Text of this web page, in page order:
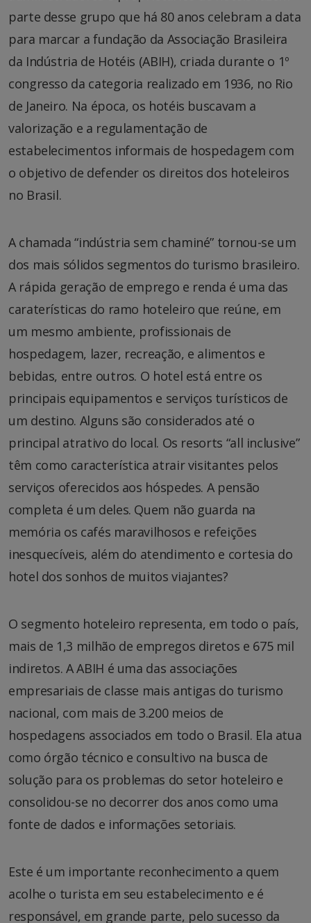
parte desse grupo que há 80 anos celebram a data
para marcar a fundação da Associação Brasileira
da Indústria de Hotéis (ABIH), criada durante o 1º
congresso da categoria realizado em 1936, no Rio
de Janeiro. Na época, os hotéis buscavam a
valorização e a regulamentação de
estabelecimentos informais de hospedagem com
o objetivo de defender os direitos dos hoteleiros
no Brasil.
A chamada “indústria sem chaminé” tornou-se um
dos mais sólidos segmentos do turismo brasileiro.
A rápida geração de emprego e renda é uma das
caraterísticas do ramo hoteleiro que reúne, em
um mesmo ambiente, profissionais de
hospedagem, lazer, recreação, e alimentos e
bebidas, entre outros. O hotel está entre os
principais equipamentos e serviços turísticos de
um destino. Alguns são considerados até o
principal atrativo do local. Os resorts “all inclusive”
têm como característica atrair visitantes pelos
serviços oferecidos aos hóspedes. A pensão
completa é um deles. Quem não guarda na
memória os cafés maravilhosos e refeições
inesquecíveis, além do atendimento e cortesia do
hotel dos sonhos de muitos viajantes?
O segmento hoteleiro representa, em todo o país,
mais de 1,3 milhão de empregos diretos e 675 mil
indiretos. A ABIH é uma das associações
empresariais de classe mais antigas do turismo
nacional, com mais de 3.200 meios de
hospedagens associados em todo o Brasil. Ela atua
como órgão técnico e consultivo na busca de
solução para os problemas do setor hoteleiro e
consolidou-se no decorrer dos anos como uma
fonte de dados e informações setoriais.
Este é um importante reconhecimento a quem
acolhe o turista em seu estabelecimento e é
responsável, em grande parte, pelo sucesso da